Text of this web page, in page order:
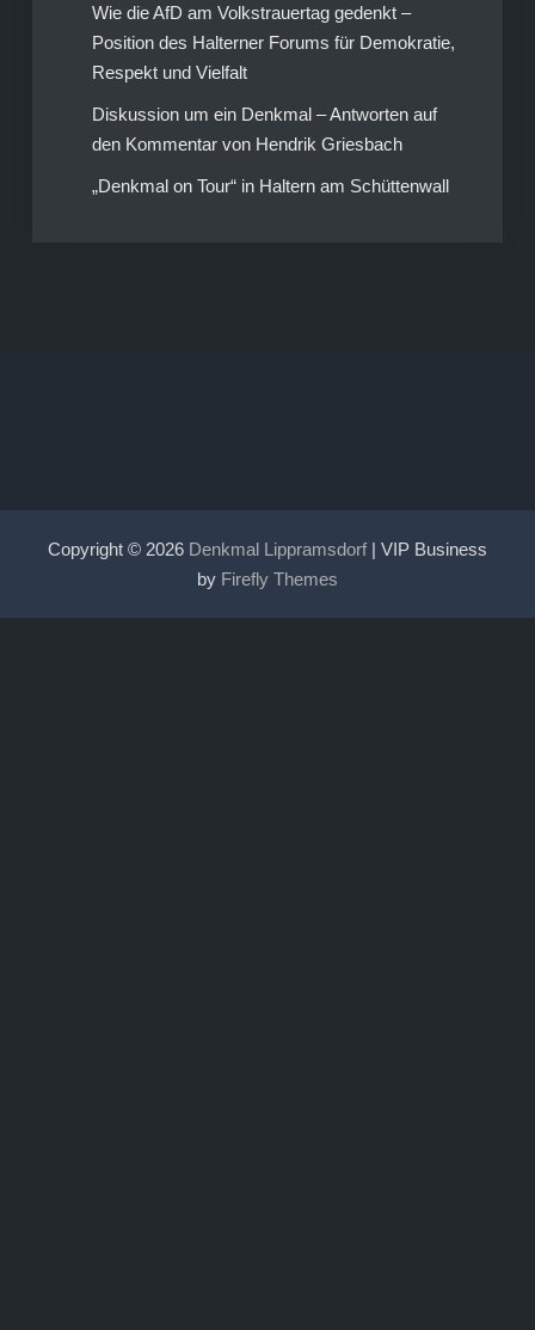
Wie die AfD am Volkstrauertag gedenkt –
Position des Halterner Forums für Demokratie,
Respekt und Vielfalt
Diskussion um ein Denkmal – Antworten auf
den Kommentar von Hendrik Griesbach
„Denkmal on Tour“ in Haltern am Schüttenwall
Copyright © 2026 Denkmal Lippramsdorf| VIP Business
by Firefly Themes